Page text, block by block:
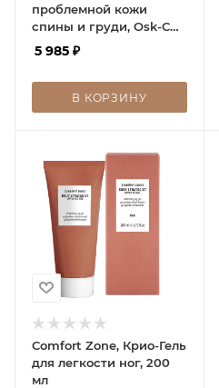
проблемной кожи
спины и груди, Osk-CB,
100 мл
5 985 ₽
В КОРЗИНУ
Comfort Zone, Крио-Гель
для легкости ног, 200
мл